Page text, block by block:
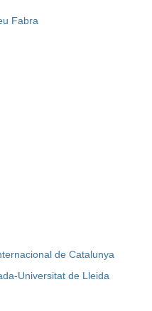
Fabra
de Catalunya
Universitat de Lleida